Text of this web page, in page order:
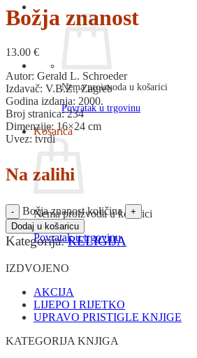
Nema proizvoda u košarici
Povratak u trgovinu
Košarica
Nema proizvoda u košarici
Povratak u trgovinu
Božja znanost
13.00 €
Autor: Gerald L. Schroeder
Izdavač: V.B.Z., Zagreb
Godina izdanja: 2000.
Broj stranica: 234
Dimenzije: 16×24 cm
Uvez: tvrdi
Na zalihi
Božja znanost količina
Dodaj u košaricu
Kategorija:RELIGIJA
IZDVOJENO
AKCIJA
LIJEPO I RIJETKO
UPRAVO PRISTIGLE KNJIGE
KATEGORIJA KNJIGA